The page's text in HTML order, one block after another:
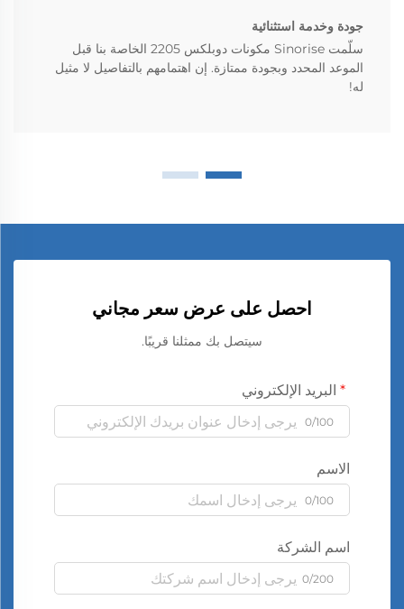
جودة وخدمة استثنائية
سلّمت Sinorise مكونات دوبلكس 2205 الخاصة بنا قبل
الموعد المحدد وبجودة ممتازة. إن اهتمامهم بالتفاصيل لا مثيل
له!
احصل على عرض سعر مجاني
سيتصل بك ممثلنا قريبًا.
البريد الإلكتروني
0/100
الاسم
0/100
اسم الشركة
0/200